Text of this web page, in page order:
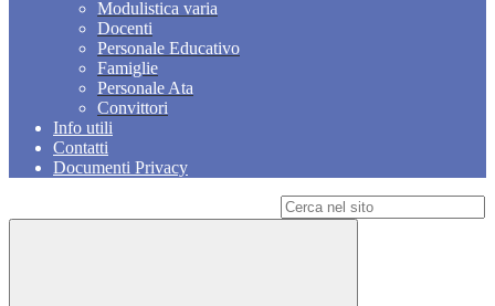
Modulistica varia
Docenti
Personale Educativo
Famiglie
Personale Ata
Convittori
Info utili
Contatti
Documenti Privacy